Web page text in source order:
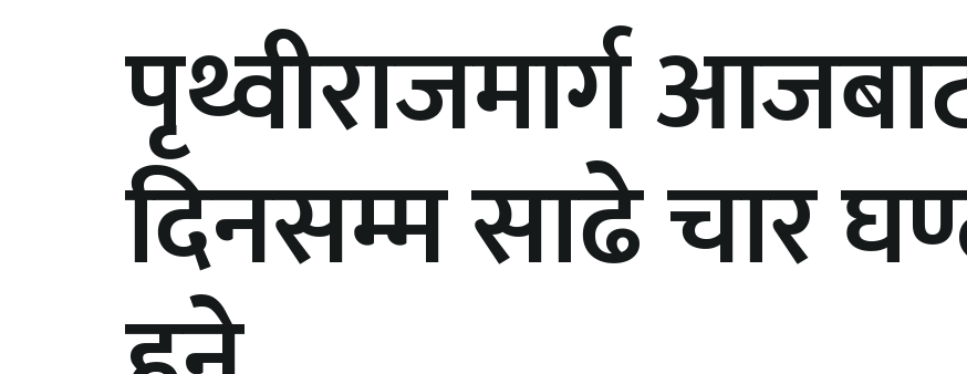
पृथ्वीराजमार्ग
दिनसम्म साढे चार